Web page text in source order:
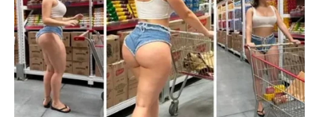
Dodatni savjeti za dugotrajnu